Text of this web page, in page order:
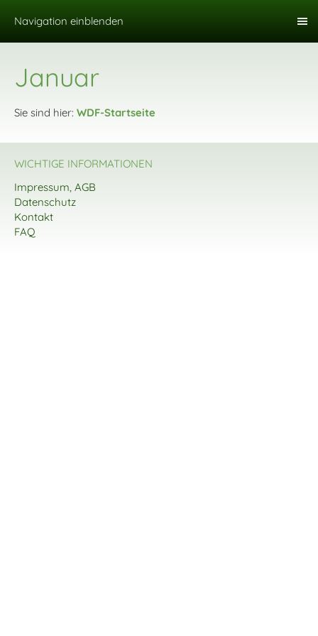
Navigation einblenden
Januar
Sie sind hier: WDF-Startseite
WICHTIGE INFORMATIONEN
Impressum, AGB
Datenschutz
Kontakt
FAQ